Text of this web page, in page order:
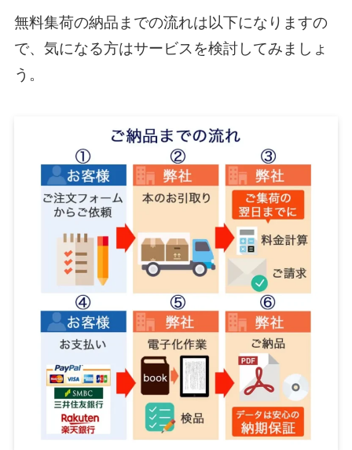
無料集荷の納品までの流れは以下になりますの
で、気になる方はサービスを検討してみましょ
う。